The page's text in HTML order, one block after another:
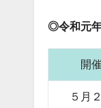
◎令和元
開
５月